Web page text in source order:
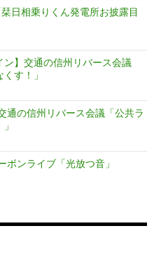
日相乗りくん発電所お披露目
ン】交通の信州リバース会議
す！」
通の信州リバース会議「公共ラ
ボンライブ「光放つ音」